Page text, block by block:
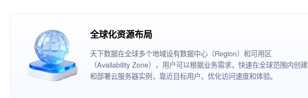
全球化资源布局
天下数据在全球多个地域设有数据中心（Region）和可用区
（Availability Zone），用户可以根据业务需求，快速在全球范围内创建
和部署云服务器实例，靠近目标用户，优化访问速度和体验。